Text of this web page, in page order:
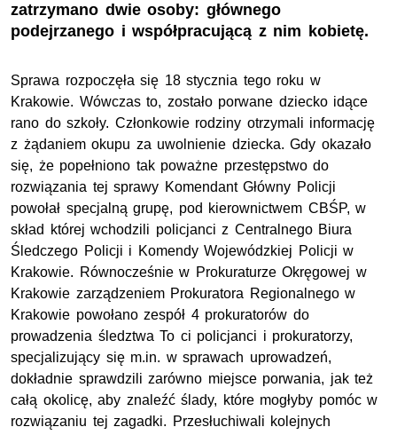
zatrzymano dwie osoby: głównego
podejrzanego i współpracującą z nim kobietę.
Sprawa rozpoczęła się 18 stycznia tego roku w
Krakowie. Wówczas to, zostało porwane dziecko idące
rano do szkoły. Członkowie rodziny otrzymali informację
z żądaniem okupu za uwolnienie dziecka. Gdy okazało
się, że popełniono tak poważne przestępstwo do
rozwiązania tej sprawy Komendant Główny Policji
powołał specjalną grupę, pod kierownictwem CBŚP, w
skład której wchodzili policjanci z Centralnego Biura
Śledczego Policji i Komendy Wojewódzkiej Policji w
Krakowie. Równocześnie w Prokuraturze Okręgowej w
Krakowie zarządzeniem Prokuratora Regionalnego w
Krakowie powołano zespół 4 prokuratorów do
prowadzenia śledztwa To ci policjanci i prokuratorzy,
specjalizujący się m.in. w sprawach uprowadzeń,
dokładnie sprawdzili zarówno miejsce porwania, jak też
całą okolicę, aby znaleźć ślady, które mogłyby pomóc w
rozwiązaniu tej zagadki. Przesłuchiwali kolejnych